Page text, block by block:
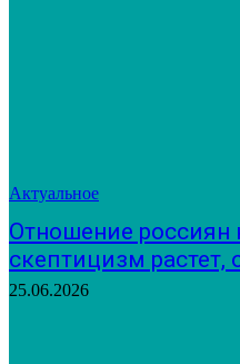
Актуальное
Отношение россиян
скептицизм
25.06.2026